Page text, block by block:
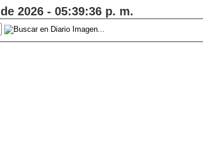
2026 - 05:39:37 p. m.